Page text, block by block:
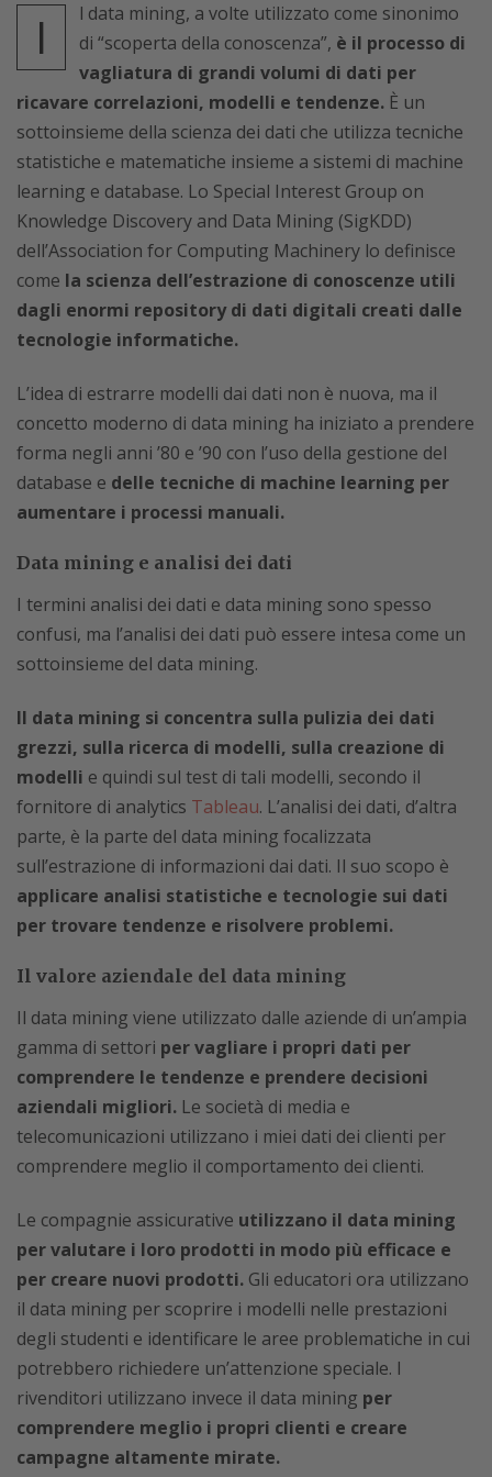
I
l data mining, a volte utilizzato come sinonimo
di “scoperta della conoscenza”, è il processo di
vagliatura di grandi volumi di dati per
ricavare correlazioni, modelli e tendenze. È un
sottoinsieme della scienza dei dati che utilizza tecniche
statistiche e matematiche insieme a sistemi di machine
learning e database. Lo Special Interest Group on
Knowledge Discovery and Data Mining (SigKDD)
dell’Association for Computing Machinery lo definisce
come la scienza dell’estrazione di conoscenze utili
dagli enormi repository di dati digitali creati dalle
tecnologie informatiche.
L’idea di estrarre modelli dai dati non è nuova, ma il
concetto moderno di data mining ha iniziato a prendere
forma negli anni ’80 e ’90 con l’uso della gestione del
database e delle tecniche di machine learning per
aumentare i processi manuali.
Data mining e analisi dei dati
I termini analisi dei dati e data mining sono spesso
confusi, ma l’analisi dei dati può essere intesa come un
sottoinsieme del data mining.
Il data mining si concentra sulla pulizia dei dati
grezzi, sulla ricerca di modelli, sulla creazione di
modelli e quindi sul test di tali modelli, secondo il
fornitore di analytics Tableau. L’analisi dei dati, d’altra
parte, è la parte del data mining focalizzata
sull’estrazione di informazioni dai dati. Il suo scopo è
applicare analisi statistiche e tecnologie sui dati
per trovare tendenze e risolvere problemi.
Il valore aziendale del data mining
Il data mining viene utilizzato dalle aziende di un’ampia
gamma di settori per vagliare i propri dati per
comprendere le tendenze e prendere decisioni
aziendali migliori. Le società di media e
telecomunicazioni utilizzano i miei dati dei clienti per
comprendere meglio il comportamento dei clienti.
Le compagnie assicurative utilizzano il data mining
per valutare i loro prodotti in modo più efficace e
per creare nuovi prodotti. Gli educatori ora utilizzano
il data mining per scoprire i modelli nelle prestazioni
degli studenti e identificare le aree problematiche in cui
potrebbero richiedere un’attenzione speciale. I
rivenditori utilizzano invece il data mining per
comprendere meglio i propri clienti e creare
campagne altamente mirate.